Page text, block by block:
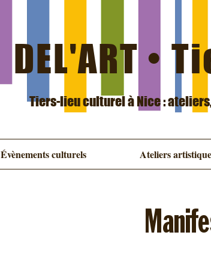
DEL'ART •
Tiers-lieu culturel à Nice :
Évènements culturels Ateliers